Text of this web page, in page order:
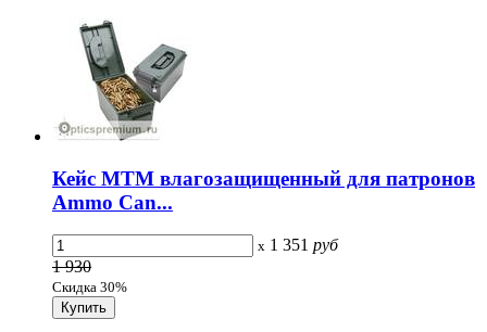
Кейс MTM влагозащищенный для патронов
Ammo Can...
x 1 351 руб
1 930
Скидка 30%